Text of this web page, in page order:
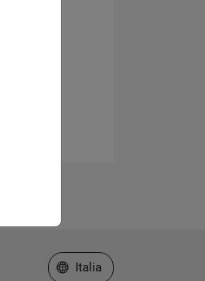
Seleziona un sito web
Italia